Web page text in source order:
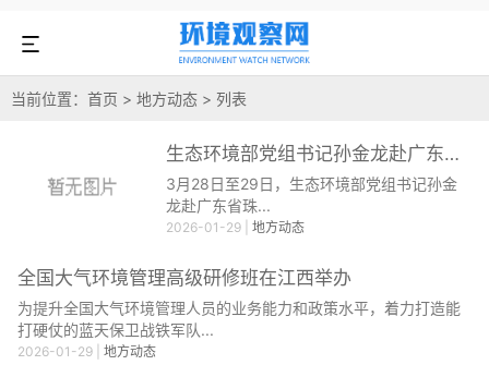
当前位置： 首页 > 地方动态 > 列表
生态环境部党组书记孙金龙赴广东省调研生态环境保护工作
3月28日至29日，生态环境部党组书记孙金
龙赴广东省珠...
2026-01-29 地方动态
全国大气环境管理高级研修班在江西举办
为提升全国大气环境管理人员的业务能力和政策水平，着力打造能
打硬仗的蓝天保卫战铁军队...
2026-01-29 地方动态